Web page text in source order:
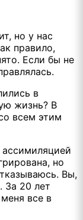
но у нас
правило,
Если бы не
в
жизнь? В
всем этим
но
Вы,
За 20 лет
все в